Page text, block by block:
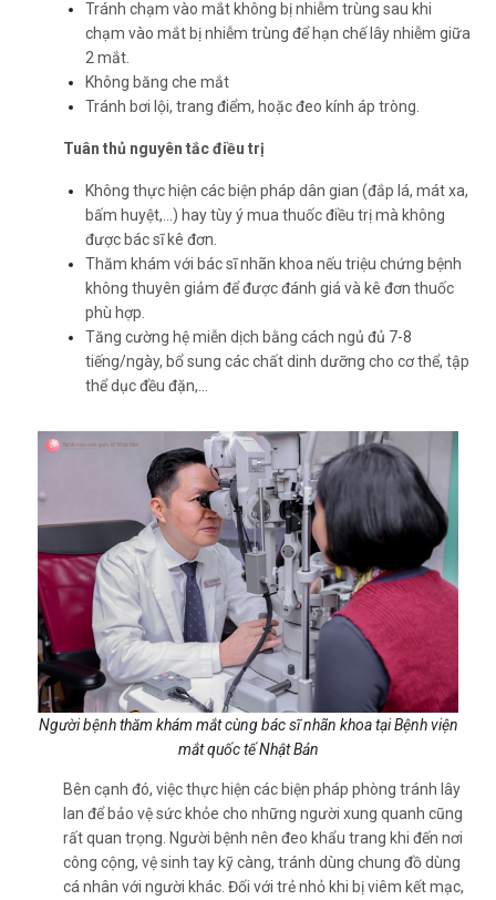
Tránh chạm vào mắt không bị nhiễm trùng sau khi
chạm vào mắt bị nhiễm trùng để hạn chế lây nhiễm giữa
2 mắt.
Không băng che mắt
Tránh bơi lội, trang điểm, hoặc đeo kính áp tròng.
Tuân thủ nguyên tắc điều trị
Không thực hiện các biện pháp dân gian (đắp lá, mát xa,
bấm huyệt,...) hay tùy ý mua thuốc điều trị mà không
được bác sĩ kê đơn.
Thăm khám với bác sĩ nhãn khoa nếu triệu chứng bệnh
không thuyên giảm để được đánh giá và kê đơn thuốc
phù hợp.
Tăng cường hệ miễn dịch bằng cách ngủ đủ 7-8
tiếng/ngày, bổ sung các chất dinh dưỡng cho cơ thể, tập
thể dục đều đặn,...
Người bệnh thăm khám mắt cùng bác sĩ nhãn khoa tại Bệnh viện
mắt quốc tế Nhật Bản
Bên cạnh đó, việc thực hiện các biện pháp phòng tránh lây
lan để bảo vệ sức khỏe cho những người xung quanh cũng
rất quan trọng. Người bệnh nên đeo khẩu trang khi đến nơi
công cộng, vệ sinh tay kỹ càng, tránh dùng chung đồ dùng
cá nhân với người khác. Đối với trẻ nhỏ khi bị viêm kết mạc,